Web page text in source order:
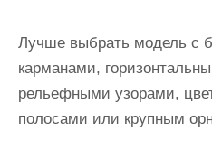
Лучше выбрать модель с
карманами,
рельефными узорами,
полосами или крупным